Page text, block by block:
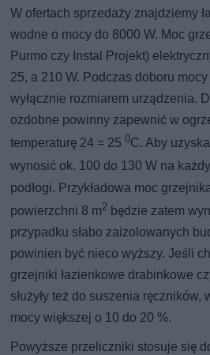
W ofertach sprzedaży znajdziemy
wodne o mocy do 8000 W. Moc
Purmo czy Instal Projekt)
25, a 210 W. Podczas doboru
wyłącznie rozmiarem urządzenia.
ozdobne powinny zapewnić w
temperaturę 24 = 250C. Aby
wynosić ok. 100 do 130 W na
podłogi. Przykładowa moc
powierzchni 8 m2 będzie zatem
przypadku słabo zaizolowanych
powinien być nieco wyższy. Jeśli
grzejniki łazienkowe drabinkowe
służyły też do suszenia ręczników,
mocy większej o 10 do 20 %.
Powyższe przeliczniki stosuje się